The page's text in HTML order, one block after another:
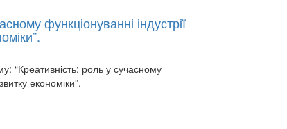
функціонуванні індустрії
“Креативність: роль у сучасному
економіки”.